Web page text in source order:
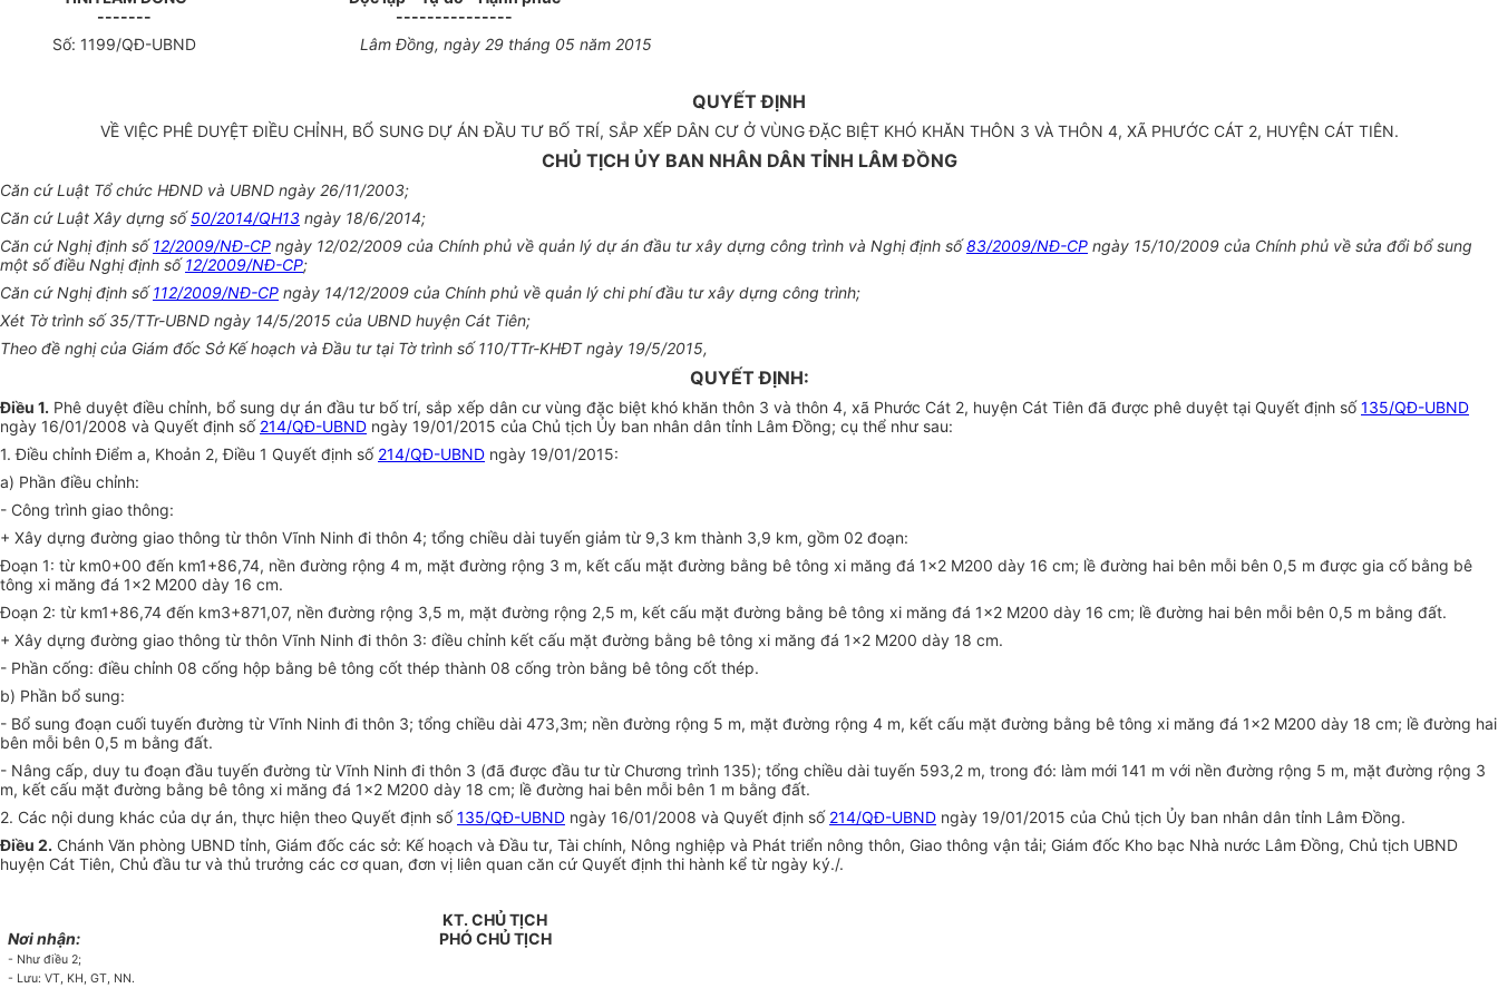
-------
---------------
Số: 1199/QĐ-UBND Lâm Đồng, ngày 29 tháng 05 năm 2015
QUYẾT ĐỊNH
VỀ VIỆC PHÊ DUYỆT ĐIỀU CHỈNH, BỔ SUNG DỰ ÁN ĐẦU TƯ BỐ TRÍ, SẮP XẾP DÂN CƯ Ở VÙNG ĐẶC BIỆT KHÓ KHĂN THÔN 3 VÀ THÔN 4, XÃ PHƯỚC CÁT 2, HUYỆN CÁT TIÊN.
CHỦ TỊCH ỦY BAN NHÂN DÂN TỈNH LÂM ĐỒNG
Căn cứ Luật Tổ chức HĐND và UBND ngày 26/11/2003;
Căn cứ Luật Xây dựng số50/2014/QH13 ngày 18/6/2014;
Căn cứ Nghị định số12/2009/NĐ-CP ngày 12/02/2009 của Chính phủ về quản lý dự án đầu tư xây dựng công trình và Nghị định số83/2009/NĐ-CP ngày 15/10/2009 của Chính phủ về sửa đổi bổ sung
một số điều Nghị định số12/2009/NĐ-CP;
Căn cứ Nghị định số112/2009/NĐ-CP ngày 14/12/2009 của Chính phủ về quản lý chi phí đầu tư xây dựng công trình;
Xét Tờ trình số 35/TTr-UBND ngày 14/5/2015 của UBND huyện Cát Tiên;
Theo đề nghị của Giám đốc Sở Kế hoạch và Đầu tư tại Tờ trình số 110/TTr-KHĐT ngày 19/5/2015,
QUYẾT ĐỊNH:
Điều 1. Phê duyệt điều chỉnh, bổ sung dự án đầu tư bố trí, sắp xếp dân cư vùng đặc biệt khó khăn thôn 3 và thôn 4, xã Phước Cát 2, huyện Cát Tiên đã được phê duyệt tại Quyết định số135/QĐ-UBND
ngày 16/01/2008 và Quyết định số 214/QĐ-UBND ngày 19/01/2015 của Chủ tịch Ủy ban nhân dân tỉnh Lâm Đồng; cụ thể như sau:
1. Điều chỉnh Điểm a, Khoản 2, Điều 1 Quyết định số 214/QĐ-UBND ngày 19/01/2015:
a) Phần điều chỉnh:
- Công trình giao thông:
+ Xây dựng đường giao thông từ thôn Vĩnh Ninh đi thôn 4; tổng chiều dài tuyến giảm từ 9,3 km thành 3,9 km, gồm 02 đoạn:
Đoạn 1: từ km0+00 đến km1+86,74, nền đường rộng 4 m, mặt đường rộng 3 m, kết cấu mặt đường bằng bê tông xi măng đá 1x2 M200 dày 16 cm; lề đường hai bên mỗi bên 0,5 m được gia cố bằng bê
tông xi măng đá 1x2 M200 dày 16 cm.
Đoạn 2: từ km1+86,74 đến km3+871,07, nền đường rộng 3,5 m, mặt đường rộng 2,5 m, kết cấu mặt đường bằng bê tông xi măng đá 1x2 M200 dày 16 cm; lề đường hai bên mỗi bên 0,5 m bằng đất.
+ Xây dựng đường giao thông từ thôn Vĩnh Ninh đi thôn 3: điều chỉnh kết cấu mặt đường bằng bê tông xi măng đá 1x2 M200 dày 18 cm.
- Phần cống: điều chỉnh 08 cống hộp bằng bê tông cốt thép thành 08 cống tròn bằng bê tông cốt thép.
b) Phần bổ sung:
- Bổ sung đoạn cuối tuyến đường từ Vĩnh Ninh đi thôn 3; tổng chiều dài 473,3m; nền đường rộng 5 m, mặt đường rộng 4 m, kết cấu mặt đường bằng bê tông xi măng đá 1x2 M200 dày 18 cm; lề đường hai
bên mỗi bên 0,5 m bằng đất.
- Nâng cấp, duy tu đoạn đầu tuyến đường từ Vĩnh Ninh đi thôn 3 (đã được đầu tư từ Chương trình 135); tổng chiều dài tuyến 593,2 m, trong đó: làm mới 141 m với nền đường rộng 5 m, mặt đường rộng 3
m, kết cấu mặt đường bằng bê tông xi măng đá 1x2 M200 dày 18 cm; lề đường hai bên mỗi bên 1 m bằng đất.
2. Các nội dung khác của dự án, thực hiện theo Quyết định số135/QĐ-UBND ngày 16/01/2008 và Quyết định số 214/QĐ-UBND ngày 19/01/2015 của Chủ tịch Ủy ban nhân dân tỉnh Lâm Đồng.
Điều 2. Chánh Văn phòng UBND tỉnh, Giám đốc các sở: Kế hoạch và Đầu tư, Tài chính, Nông nghiệp và Phát triển nông thôn, Giao thông vận tải; Giám đốc Kho bạc Nhà nước Lâm Đồng, Chủ tịch UBND
huyện Cát Tiên, Chủ đầu tư và thủ trưởng các cơ quan, đơn vị liên quan căn cứ Quyết định thi hành kể từ ngày ký./.
Nơi nhận:
- Như điều 2;
- Lưu: VT, KH, GT, NN.
KT. CHỦ TỊCH
PHÓ CHỦ TỊCH